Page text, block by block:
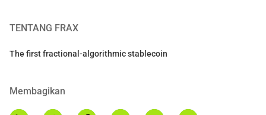
TENTANG FRAX
The first fractional-algorithmic stablecoin
Membagikan